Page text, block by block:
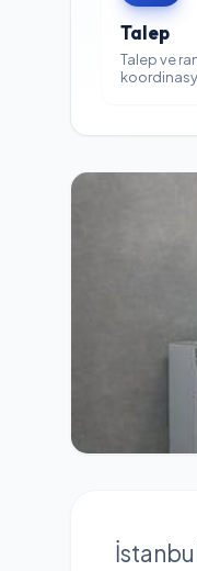
Talep
Talep ve